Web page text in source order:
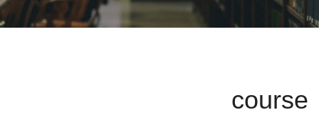
البحث العلمي
course